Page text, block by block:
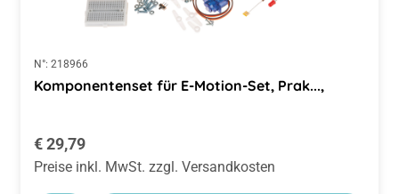
N°: 218966
Komponentenset für E-Motion-Set, Prak...,
Regulärer Preis:
€ 29,79
Preise inkl. MwSt. zzgl. Versandkosten